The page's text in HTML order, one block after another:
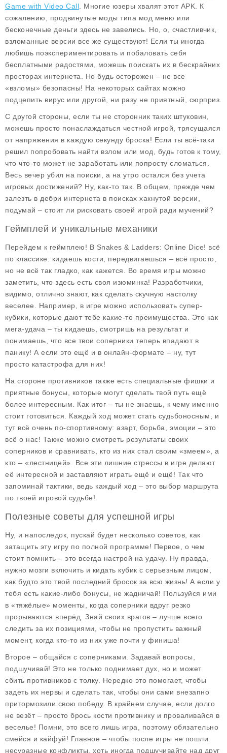
Game with Video Call . Многие юзеры хвалят этот APK. К
сожалению, продвинутые моды типа мод меню или
бесконечные деньги здесь не завелись. Но, о, счастливчик,
взломанные версии все же существуют! Если ты иногда
любишь поэкспериментировать и побаловать себя
бесплатными радостями, можешь поискать их в бескрайних
просторах интернета. Но будь осторожен – не все
«взломы» безопасны! На некоторых сайтах можно
подцепить вирус или другой, ни разу не приятный, сюрприз.
С другой стороны, если ты не сторонник таких штуковин,
можешь просто понаслаждаться честной игрой, трясущаяся
от напряжения в каждую секунду броска! Если ты всё-таки
решил попробовать найти взлом или мод, будь готов к тому,
что что-то может не заработать или попросту сломаться.
Весь вечер убил на поиски, а на утро остался без учета
игровых достижений? Ну, как-то так. В общем, прежде чем
залезть в дебри интернета в поисках хакнутой версии,
подумай – стоит ли рисковать своей игрой ради мучений?
Геймплей и уникальные механики
Перейдем к геймплею! В Snakes & Ladders: Online Dice! всё
по классике: кидаешь кости, передвигаешься – всё просто,
но не всё так гладко, как кажется. Во время игры можно
заметить, что здесь есть своя изюминка! Разработчики,
видимо, отлично знают, как сделать скучную настолку
веселее. Например, в игре можно использовать супер-
кубики , которые дают тебе какие-то преимущества. Это как
мега-удача – ты кидаешь, смотришь на результат и
понимаешь, что все твои соперники теперь впадают в
панику! А если это ещё и в онлайн-формате – ну, тут
просто катастрофа для них!
На стороне противников также есть специальные фишки и
приятные бонусы, которые могут сделать твой путь ещё
более интересным. Как итог – ты не знаешь, к чему именно
стоит готовиться. Каждый ход может стать судьбоносным, и
тут всё очень по-спортивному: азарт, борьба, эмоции – это
всё о нас! Также можно смотреть результаты своих
соперников и сравнивать, кто из них стал своим «змеем», а
кто – «лестницей». Все эти лишние стрессы в игре делают
её интересной и заставляют играть ещё и ещё! Так что
запоминай тактики, ведь каждый ход – это выбор маршрута
по твоей игровой судьбе!
Полезные советы для успешной игры
Ну, и напоследок, пускай будет несколько советов, как
затащить эту игру по полной программе! Первое, о чем
стоит помнить – это всегда настрой на удачу. Ну правда,
нужно мозги включить и кидать кубик с серьезным лицом,
как будто это твой последний бросок за всю жизнь! А если у
тебя есть какие-либо бонусы, не жадничай! Пользуйся ими
в «тяжёлые» моменты, когда соперники вдруг резко
прорываются вперёд. Знай своих врагов – лучше всего
следить за их позициями, чтобы не пропустить важный
момент, когда кто-то из них уже почти у финиша!
Второе – общайся с соперниками. Задавай вопросы,
подшучивай! Это не только поднимает дух, но и может
сбить противников с толку. Нередко это помогает, чтобы
задеть их нервы и сделать так, чтобы они сами внезапно
притормозили свою победу. В крайнем случае, если долго
не везёт – просто брось кости противнику и проваливайся в
веселье! Помни, это всего лишь игра, поэтому обязательно
смейся и кайфуй! Главное – чтобы после игры не пошли
несуразные конфликты, хоть иногда подшучивайте над друг